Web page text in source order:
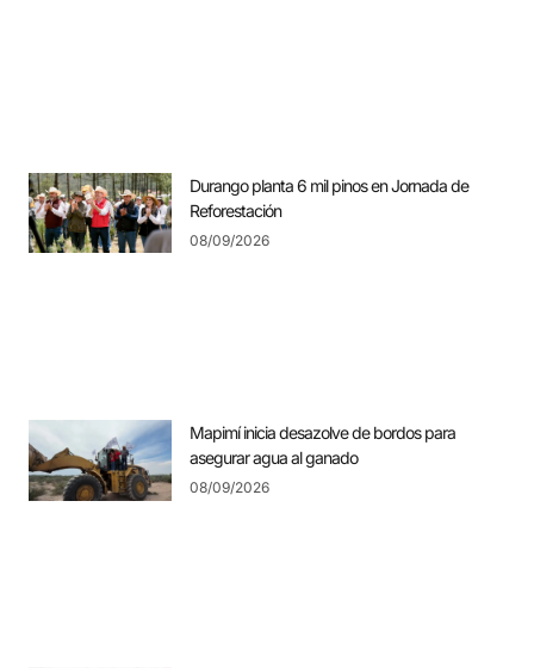
Durango planta 6 mil pinos en Jornada de
Reforestación
08/09/2026
Mapimí inicia desazolve de bordos para
asegurar agua al ganado
08/09/2026